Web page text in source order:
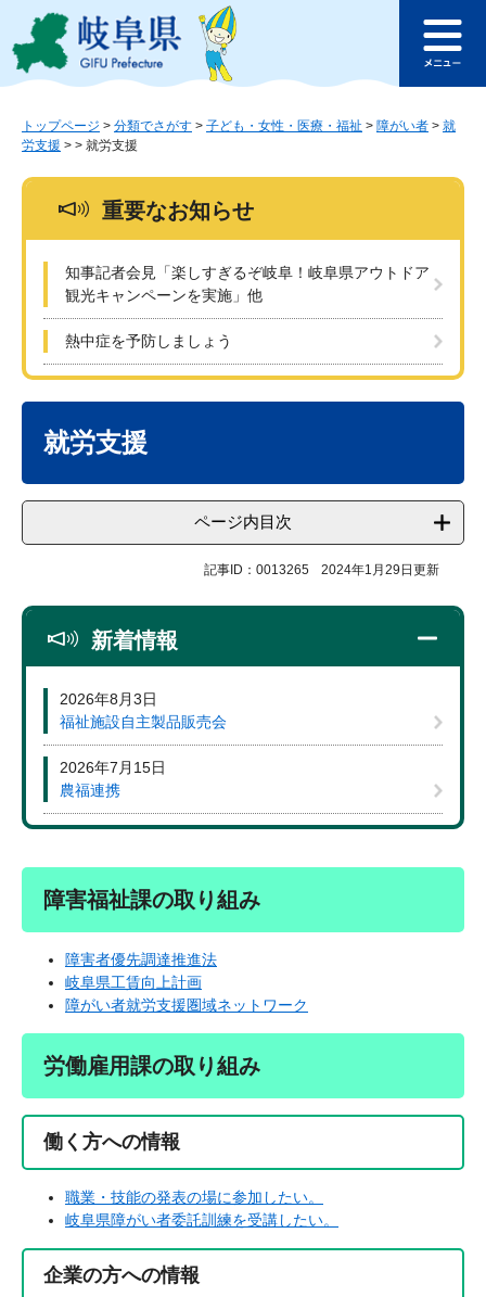
ジ
ュ
このページの本文へ
ュ
トップページ > 分類でさがす > 子ども・女性・医療・福祉 > 障がい者 > 就
労支援 > > 就労支援
重要なお知らせ
知事記者会見「楽しすぎるぞ岐阜！岐阜県アウトドア
観光キャンペーンを実施」他
熱中症を予防しましょう
就労支援
ページ内目次
記事ID：0013265 2024年1月29日更新
新着情報
2026年8月3日
福祉施設自主製品販売会
2026年7月15日
農福連携
障害福祉課の取り組み
障害者優先調達推進法
岐阜県工賃向上計画
障がい者就労支援圏域ネットワーク
労働雇用課の取り組み
働く方への情報
職業・技能の発表の場に参加したい。
岐阜県障がい者委託訓練を受講したい。
企業の方への情報